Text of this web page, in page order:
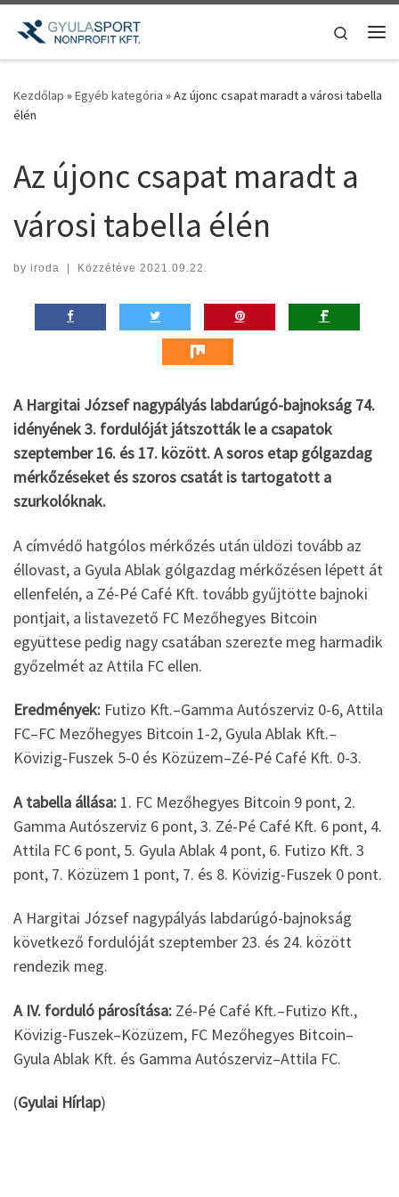
Teljes tartalom megjelenítése
Search
Kezdőlap »Egyéb kategória »Az újonc csapat maradt a városi tabella
élén
Az újonc csapat maradt a
városi tabella élén
by iroda | Közzétéve 2021.09.22.
A Hargitai József nagypályás labdarúgó-bajnokság 74.
idényének 3. fordulóját játszották le a csapatok
szeptember 16. és 17. között. A soros etap gólgazdag
mérkőzéseket és szoros csatát is tartogatott a
szurkolóknak.
A címvédő hatgólos mérkőzés után üldözi tovább az
éllovast, a Gyula Ablak gólgazdag mérkőzésen lépett át
ellenfelén, a Zé-Pé Café Kft. tovább gyűjtötte bajnoki
pontjait, a listavezető FC Mezőhegyes Bitcoin
együttese pedig nagy csatában szerezte meg harmadik
győzelmét az Attila FC ellen.
Eredmények: Futizo Kft.–Gamma Autószerviz 0-6, Attila
FC–FC Mezőhegyes Bitcoin 1-2, Gyula Ablak Kft.–
Kövizig-Fuszek 5-0 és Közüzem–Zé-Pé Café Kft. 0-3.
A tabella állása: 1. FC Mezőhegyes Bitcoin 9 pont, 2.
Gamma Autószerviz 6 pont, 3. Zé-Pé Café Kft. 6 pont, 4.
Attila FC 6 pont, 5. Gyula Ablak 4 pont, 6. Futizo Kft. 3
pont, 7. Közüzem 1 pont, 7. és 8. Kövizig-Fuszek 0 pont.
A Hargitai József nagypályás labdarúgó-bajnokság
következő fordulóját szeptember 23. és 24. között
rendezik meg.
A IV. forduló párosítása: Zé-Pé Café Kft.–Futizo Kft.,
Kövizig-Fuszek–Közüzem, FC Mezőhegyes Bitcoin–
Gyula Ablak Kft. és Gamma Autószerviz–Attila FC.
(Gyulai Hírlap)